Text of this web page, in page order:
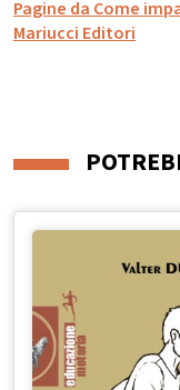
Pagine da Come
Mariucci Editori